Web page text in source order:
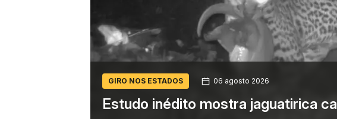
GIRO NOS ESTADOS
Eclipse solar total da